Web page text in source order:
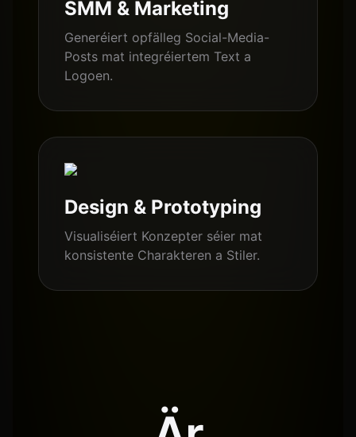
SMM & Marketing
Generéiert opfälleg Social-Media-
Posts mat integréiertem Text a
Logoen.
Design & Prototyping
Visualiséiert Konzepter séier mat
konsistente Charakteren a Stiler.